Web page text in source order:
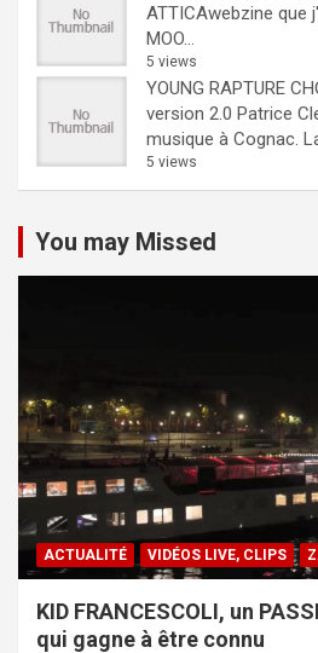
ATTICAwebzine que
MOO...
5 views
YOUNG RAPTURE
version 2.0 Patrice
musique à Cognac.
5 views
You may Missed
ACTUALITÉ VIDÉOS LIVE, CLIPS
KID FRANCESCOLI, un
qui gagne à être connu